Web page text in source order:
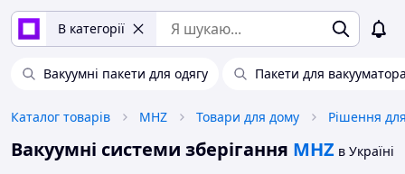
В категорії
Вакуумні пакети для одягу Пакети для
Каталог товарів MHZ Товари для дому Рішення
Вакуумні системи зберігання MHZ в Україні